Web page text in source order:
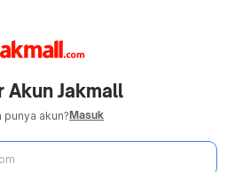
Akun Jakmall
punya akun?Masuk